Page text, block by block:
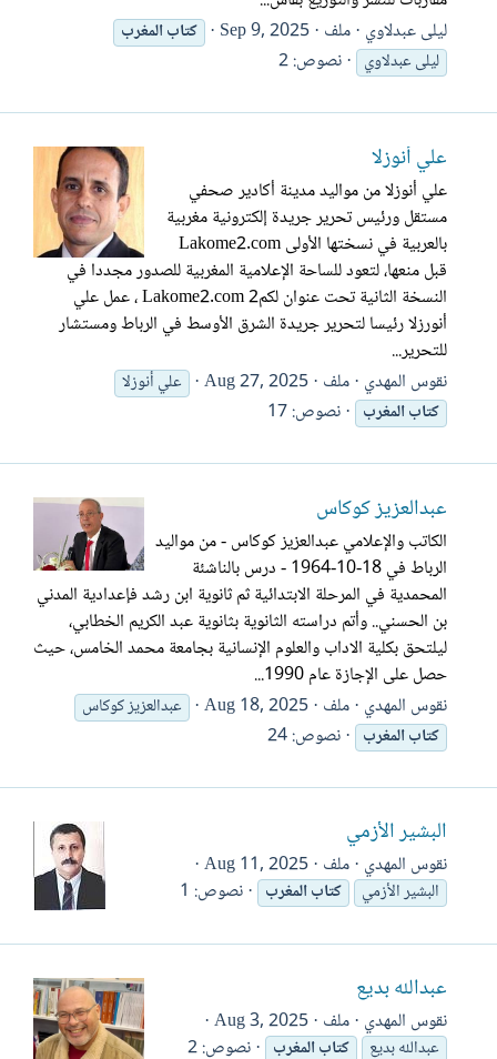
ليلى عبدلاوي ملف Sep 9, 2025 كتابالمغرب
ليلى عبدلاوي
نصوص: 2
علي أنوزلا
علي أنوزلا من مواليد مدينة أكادير صحفي
مستقل ورئيس تحرير جريدة إلكترونية مغربية
بالعربية في نسختها الأولى Lakome2.com
قبل منعها، لتعود للساحة الإعلامية المغربية للصدور مجددا في
النسخة الثانية تحت عنوان لكم2 Lakome2.com ، عمل علي
أنورزلا رئيسا لتحرير جريدة الشرق الأوسط في الرباط ومستشار
للتحرير...
نقوس المهدي ملف Aug 27, 2025
علي أنوزلا
كتابالمغرب نصوص: 17
عبدالعزيز كوكاس
الكاتب والإعلامي عبدالعزيز كوكاس - من مواليد
الرباط في 18-10-1964 - درس بالناشئة
المحمدية في المرحلة الابتدائية ثم ثانوية ابن رشد فإعدادية المدني
بن الحسني.. وأتم دراسته الثانوية بثانوية عبد الكريم الخطابي،
ليلتحق بكلية الاداب والعلوم الإنسانية بجامعة محمد الخامس، حيث
حصل على الإجازة عام 1990...
نقوس المهدي ملف Aug 18, 2025
عبدالعزيز كوكاس
كتابالمغرب نصوص: 24
البشير الأزمي
نقوس المهدي ملف Aug 11, 2025
البشير الأزمي كتابالمغرب نصوص: 1
عبدالله بديع
نقوس المهدي ملف Aug 3, 2025
عبدالله بديع كتابالمغرب نصوص: 2